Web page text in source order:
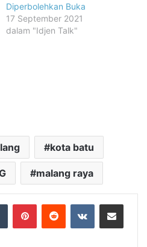
Diperbolehkan Buka
17 September 2021
dalam "Idjen Talk"
kota batu
malang raya
Tumblr PinterestReddit VKontakteShare via Email